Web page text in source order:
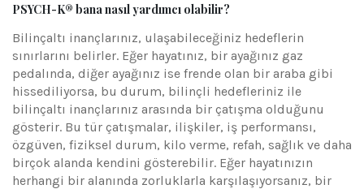
PSYCH-K® bana nasıl yardımcı olabilir?
Bilinçaltı inançlarınız, ulaşabileceğiniz hedeflerin
sınırlarını belirler. Eğer hayatınız, bir ayağınız gaz
pedalında, diğer ayağınız ise frende olan bir araba gibi
hissediliyorsa, bu durum, bilinçli hedefleriniz ile
bilinçaltı inançlarınız arasında bir çatışma olduğunu
gösterir. Bu tür çatışmalar, ilişkiler, iş performansı,
özgüven, fiziksel durum, kilo verme, refah, sağlık ve daha
birçok alanda kendini gösterebilir. Eğer hayatınızın
herhangi bir alanında zorluklarla karşılaşıyorsanız, bir